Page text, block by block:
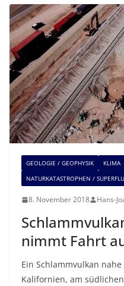
GEOLOGIE / GEOPHYSIK
KLIMA
NATURKATASTROPHEN /
8. November 2018 Hans-
nimmt Fahrt
Ein Schlammvulkan
Kalifornien, am